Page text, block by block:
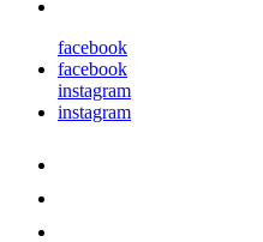
facebook
facebook
instagram
instagram